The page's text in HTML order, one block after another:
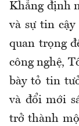
Khẳng định
và sự tin cậy
quan trọng
công nghệ,
bày tỏ tin
và đổi mới
trở thành